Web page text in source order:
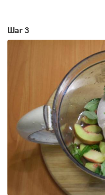
Шаг 3